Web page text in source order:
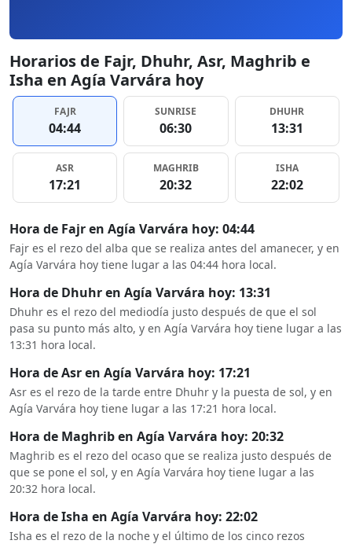
Horarios de Fajr, Dhuhr, Asr, Maghrib e
Isha en Agía Varvára hoy
FAJR
04:44
SUNRISE
06:30
DHUHR
13:31
ASR
17:21
MAGHRIB
20:32
ISHA
22:02
Hora de Fajr en Agía Varvára hoy: 04:44
Fajr es el rezo del alba que se realiza antes del amanecer, y en
Agía Varvára hoy tiene lugar a las 04:44 hora local.
Hora de Dhuhr en Agía Varvára hoy: 13:31
Dhuhr es el rezo del mediodía justo después de que el sol
pasa su punto más alto, y en Agía Varvára hoy tiene lugar a las
13:31 hora local.
Hora de Asr en Agía Varvára hoy: 17:21
Asr es el rezo de la tarde entre Dhuhr y la puesta de sol, y en
Agía Varvára hoy tiene lugar a las 17:21 hora local.
Hora de Maghrib en Agía Varvára hoy: 20:32
Maghrib es el rezo del ocaso que se realiza justo después de
que se pone el sol, y en Agía Varvára hoy tiene lugar a las
20:32 hora local.
Hora de Isha en Agía Varvára hoy: 22:02
Isha es el rezo de la noche y el último de los cinco rezos